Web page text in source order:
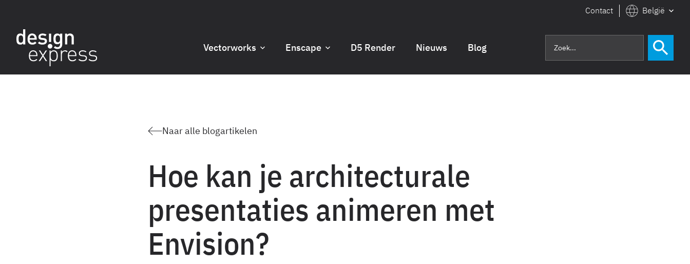
Contact België
Vectorworks Enscape D5 Render Nieuws Blog
Naar alle blogartikelen
Hoe kan je architecturale
presentaties animeren met
Envision?